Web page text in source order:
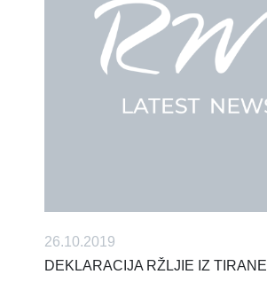
26.10.2019
DEKLARACIJA RŽLJIE IZ TIRANE